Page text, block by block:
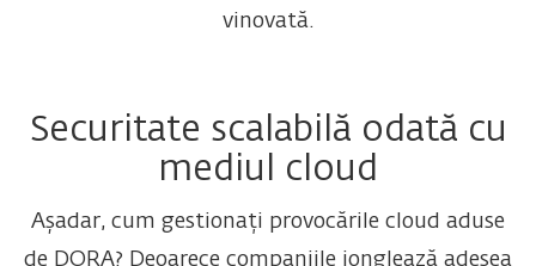
vinovată.
Securitate scalabilă odată cu
mediul cloud
Așadar, cum gestionați provocările cloud aduse
de DORA? Deoarece companiile jonglează adesea